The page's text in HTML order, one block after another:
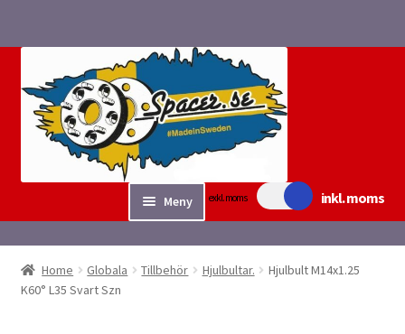
navigering
innehåll
exkl. moms inkl. moms
Meny
Sök/bygg Spacers
Tillbehör
Home Globala Tillbehör Hjulbultar.
Hjulbult M14x1.25
K60° L35 Svart Szn